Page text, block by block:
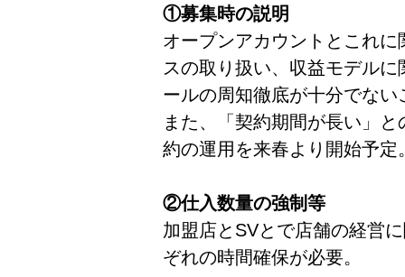
①募集時の説明
オープンアカウントとこれ
スの取り扱い、収益モデル
ールの周知徹底が十分でない
また、「契約期間が長い」
約の運用を来春より開始予定
②仕入数量の強制等
加盟店とSVとで店舗の経営
ぞれの時間確保が必要。